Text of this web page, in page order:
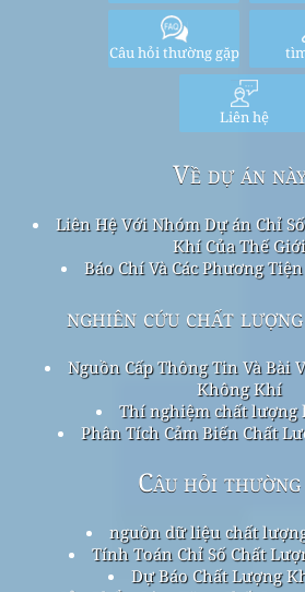
Câu hỏi thường gặp
Liên hệ
Về dự án
Liên Hệ Với Nhóm Dự án Chỉ
Khí Của Thế Giới
Báo Chí Và Các Phương
nghiên cứu chất
Nguồn Cấp Thông Tin Và Bài
Không Khí
Thí nghiệm chất lượng
Phân Tích Cảm Biến Chất
Câu hỏi thường
nguồn dữ liệu chất
Tính Toán Chỉ Số Chất
Dự Báo Chất Lượng